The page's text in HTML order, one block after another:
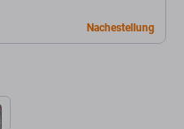
Nachestellung